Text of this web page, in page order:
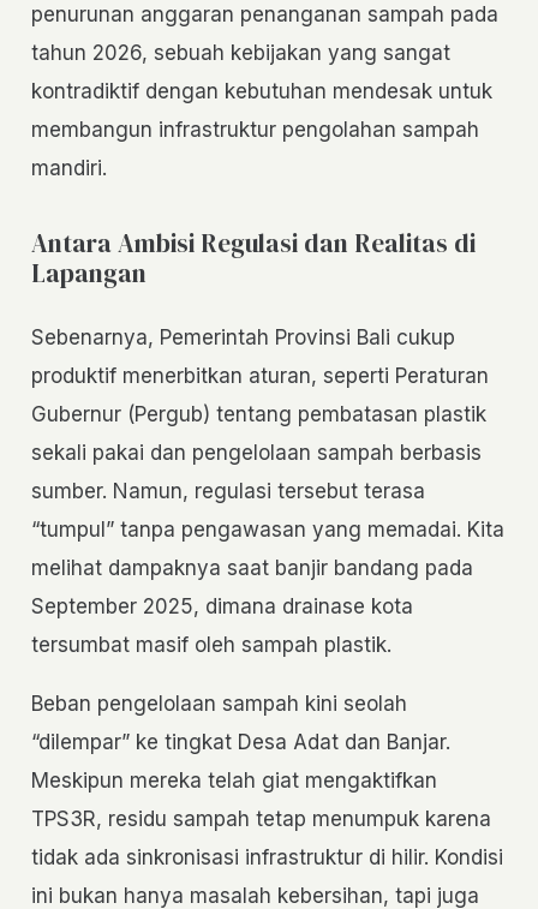
penurunan anggaran penanganan sampah pada
tahun 2026, sebuah kebijakan yang sangat
kontradiktif dengan kebutuhan mendesak untuk
membangun infrastruktur pengolahan sampah
mandiri.
Antara Ambisi Regulasi dan Realitas di
Lapangan
Sebenarnya, Pemerintah Provinsi Bali cukup
produktif menerbitkan aturan, seperti Peraturan
Gubernur (Pergub) tentang pembatasan plastik
sekali pakai dan pengelolaan sampah berbasis
sumber. Namun, regulasi tersebut terasa
“tumpul” tanpa pengawasan yang memadai. Kita
melihat dampaknya saat banjir bandang pada
September 2025, dimana drainase kota
tersumbat masif oleh sampah plastik.
Beban pengelolaan sampah kini seolah
“dilempar” ke tingkat Desa Adat dan Banjar.
Meskipun mereka telah giat mengaktifkan
TPS3R, residu sampah tetap menumpuk karena
tidak ada sinkronisasi infrastruktur di hilir. Kondisi
ini bukan hanya masalah kebersihan, tapi juga